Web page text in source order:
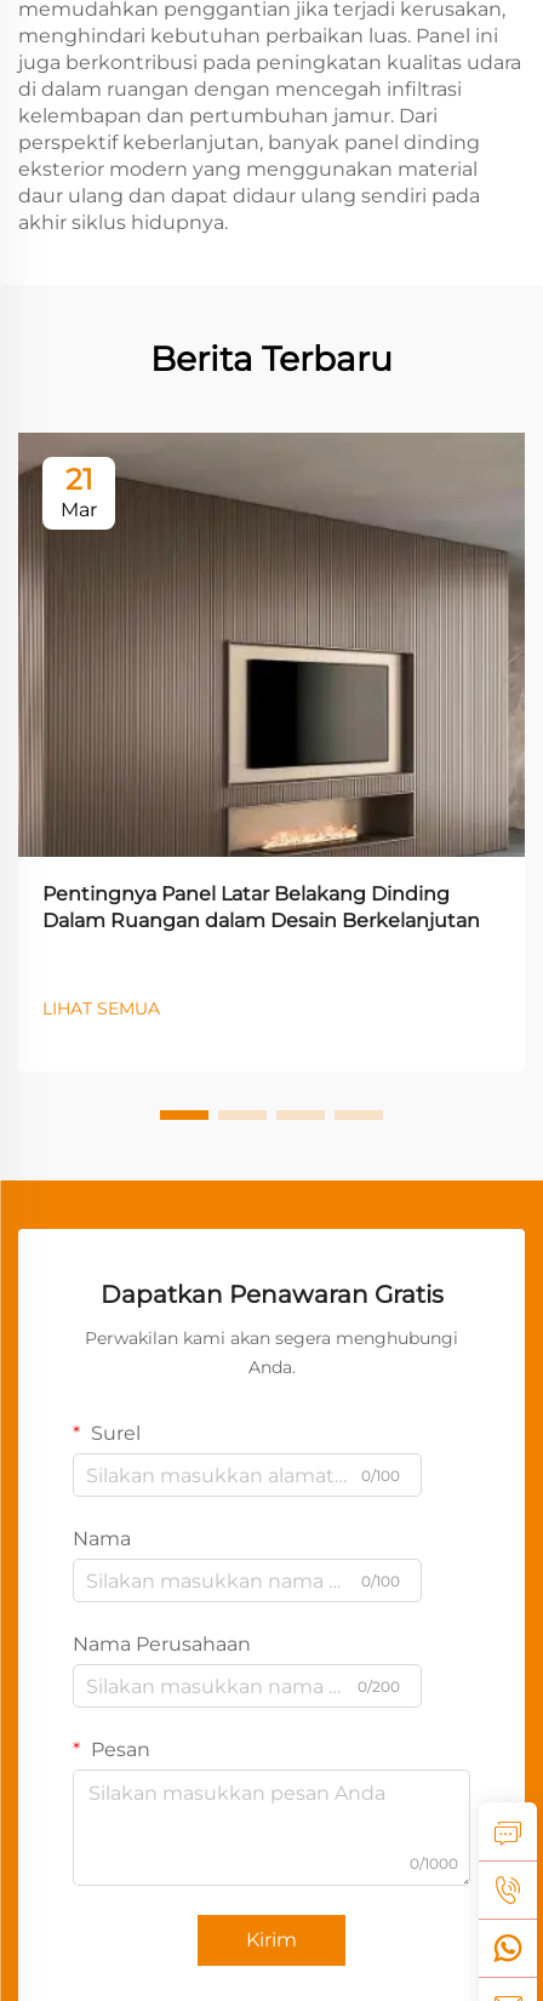
memudahkan penggantian jika terjadi kerusakan,
menghindari kebutuhan perbaikan luas. Panel ini
juga berkontribusi pada peningkatan kualitas udara
di dalam ruangan dengan mencegah infiltrasi
kelembapan dan pertumbuhan jamur. Dari
perspektif keberlanjutan, banyak panel dinding
eksterior modern yang menggunakan material
daur ulang dan dapat didaur ulang sendiri pada
akhir siklus hidupnya.
Berita Terbaru
21
Mar
Pentingnya Panel Latar Belakang Dinding
Dalam Ruangan dalam Desain Berkelanjutan
LIHAT SEMUA
Dapatkan Penawaran Gratis
Perwakilan kami akan segera menghubungi
Anda.
Surel
0/100
Nama
0/100
Nama Perusahaan
0/200
Pesan
0/1000
Kirim